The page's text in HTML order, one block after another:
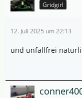
Gridgirl
12. Juli 2025 um 22:13
und unfallfrei